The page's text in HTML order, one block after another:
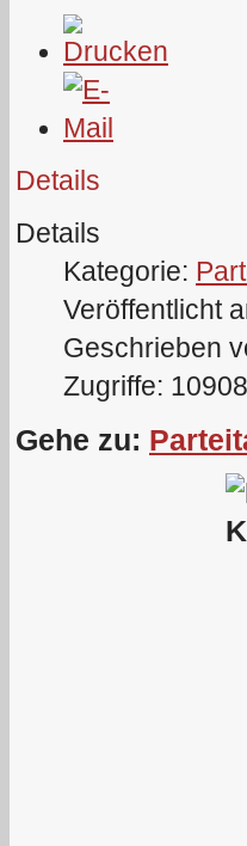
Details
Details
Kategorie:
Veröffentlicht
Geschrieben
Zugriffe:
Gehe zu: